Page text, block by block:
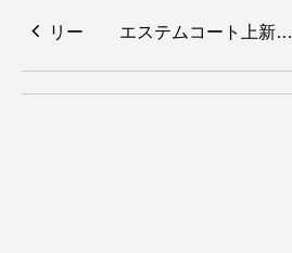
エステムコート上新…